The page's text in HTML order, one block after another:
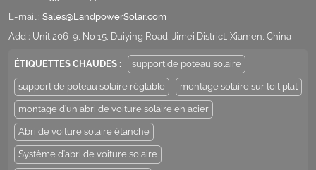
E-mail : Sales@LandpowerSolar.com
Add : Unit 206-9, No 15, Duiying Road, Jimei District, Xiamen, China
ÉTIQUETTES CHAUDES : support de poteau solaire
support de poteau solaire réglable montage solaire sur toit plat
montage d'un abri de voiture solaire en acier
Abri de voiture solaire étanche
Système d'abri de voiture solaire